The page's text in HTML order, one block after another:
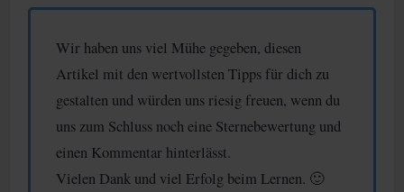
Wir haben uns viel Mühe gegeben, diesen
Artikel mit den wertvollsten Tipps für dich zu
gestalten und würden uns riesig freuen, wenn du
uns zum Schluss noch eine Sternebewertung und
einen Kommentar hinterlässt.
Vielen Dank und viel Erfolg beim Lernen. 🙂